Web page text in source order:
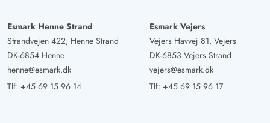
Esmark Henne Strand
Strandvejen 422, Henne Strand
DK-6854 Henne
henne@esmark.dk
Tlf: +45 69 15 96 14
Esmark Vejers
Vejers Havvej 81, Vejers
DK-6853 Vejers Strand
vejers@esmark.dk
Tlf: +45 69 15 96 17